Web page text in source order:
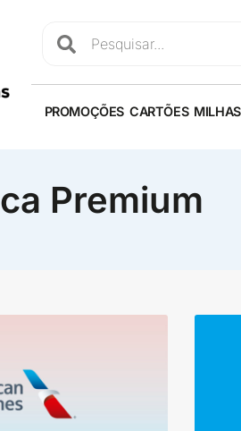
PROMOÇÕES CARTÕES
Premium